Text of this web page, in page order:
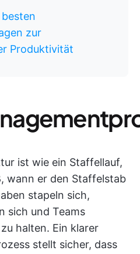
besten
zur
Produktivität
ist wie ein Staffellauf,
wann er den Staffelstab
stapeln sich,
sich und Teams
halten. Ein klarer
stellt sicher, dass